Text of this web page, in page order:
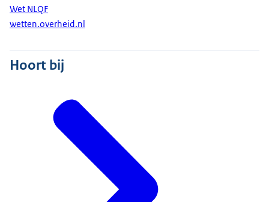
opleiding belangrijk is voor de arbeidsmarkt en
onderscheid
Dezelfde mensen als eerder staan voor een
BIRGIT: "Er gaat zoveel talent verloren. En dat is de
reden
waarom onze opleidingen aan de NLQF worden
aangeboden. Waar
we een goede samenwerking mee hebben."
Wet NLQF
wetten.overheid.nl
Hoort bij